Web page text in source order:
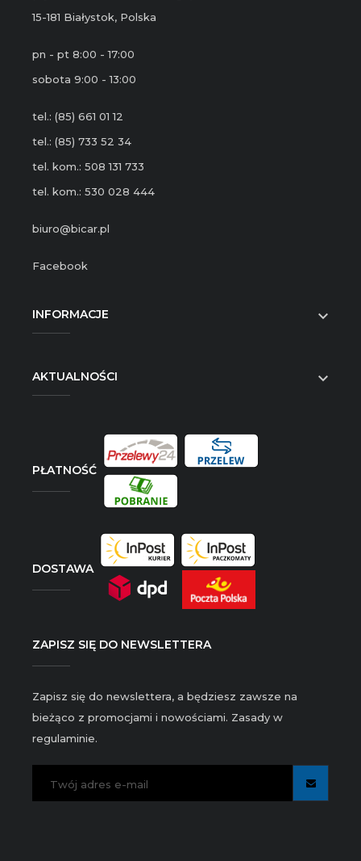
15-181 Białystok, Polska
pn - pt 8:00 - 17:00
sobota 9:00 - 13:00
tel.: (85) 661 01 12
tel.: (85) 733 52 34
tel. kom.: 508 131 733
tel. kom.: 530 028 444
biuro@bicar.pl
Facebook
INFORMACJE 
AKTUALNOŚCI 
PŁATNOŚĆ
DOSTAWA
ZAPISZ SIĘ DO NEWSLETTERA
Zapisz się do newslettera, a będziesz zawsze na
bieżąco z promocjami i nowościami. Zasady w
regulaminie.